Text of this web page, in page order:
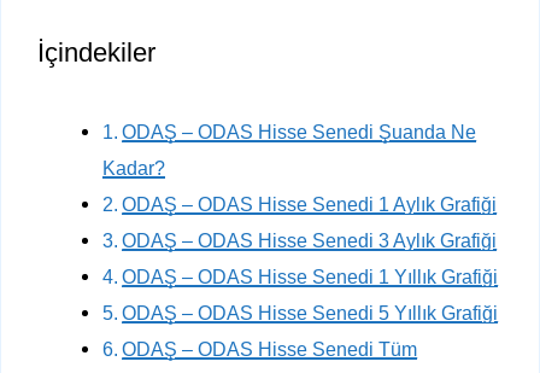
İçindekiler
ODAŞ – ODAS Hisse Senedi Şuanda Ne
Kadar?
ODAŞ – ODAS Hisse Senedi 1 Aylık Grafiği
ODAŞ – ODAS Hisse Senedi 3 Aylık Grafiği
ODAŞ – ODAS Hisse Senedi 1 Yıllık Grafiği
ODAŞ – ODAS Hisse Senedi 5 Yıllık Grafiği
ODAŞ – ODAS Hisse Senedi Tüm